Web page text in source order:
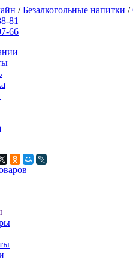
/Безалкогольные напитки /
81
66